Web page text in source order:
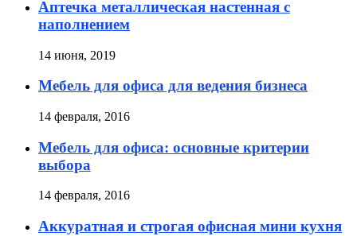
Аптечка металлическая настенная с
наполнением
14 июня, 2019
Мебель для офиса для ведения бизнеса
14 февраля, 2016
Мебель для офиса: основные критерии
выбора
14 февраля, 2016
Аккуратная и строгая офисная мини кухня